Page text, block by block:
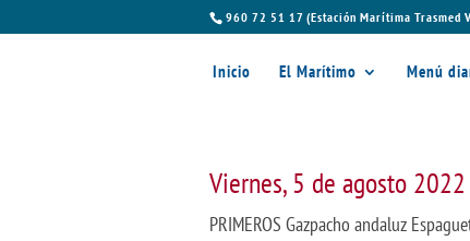
960 72 51 17 (Estación Marítima Trasmed
Inicio El Marítimo Menú
Viernes, 5 de agosto 2022
PRIMEROS Gazpacho andaluz